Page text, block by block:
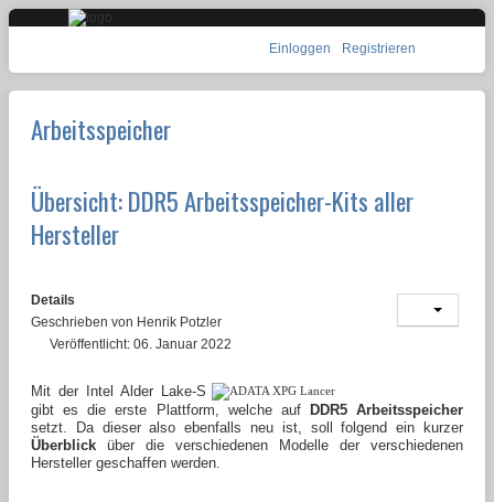
Einloggen Registrieren
Arbeitsspeicher
Übersicht: DDR5 Arbeitsspeicher-Kits aller
Hersteller
Details
Geschrieben von Henrik Potzler
Veröffentlicht: 06. Januar 2022
Mit der Intel Alder Lake-S
gibt es die erste Plattform, welche auf DDR5 Arbeitsspeicher
setzt. Da dieser also ebenfalls neu ist, soll folgend ein kurzer
Überblick über die verschiedenen Modelle der verschiedenen
Hersteller geschaffen werden.